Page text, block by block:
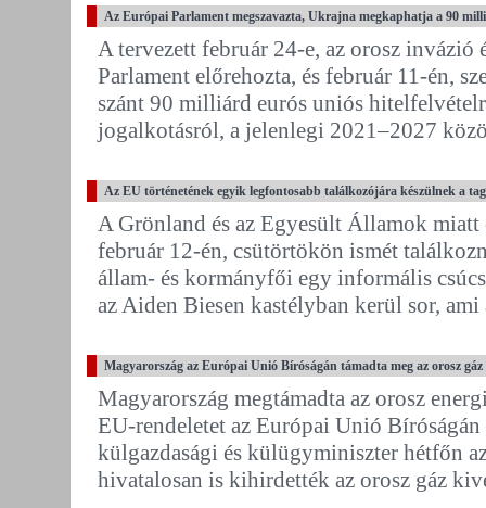
Az Európai Parlament megszavazta, Ukrajna megkaphatja a 90
A tervezett február 24-e, az orosz
Parlament előrehozta, és február 11-én,
szánt 90 milliárd eurós uniós
jogalkotásról, a jelenlegi 2021–2027
Az EU történetének egyik legfontosabb találkozójára készülnek a
A Grönland és az Egyesült Államok
február 12-én, csütörtökön ismét
állam- és kormányfői egy informális
az Aiden Biesen kastélyban kerül sor,
Magyarország az Európai Unió Bíróságán támadta meg az orosz gáz
Magyarország megtámadta az orosz
EU-rendeletet az Európai Unió
külgazdasági és külügyminiszter hétfőn
hivatalosan is kihirdették az orosz gáz